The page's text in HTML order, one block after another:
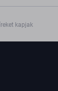
kapjak